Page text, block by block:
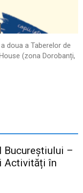
doua a Taberelor de
(zona Dorobanți,
Bucureștiului –
Activități în